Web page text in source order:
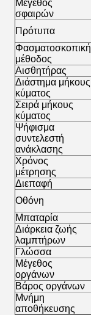
Μέγεθος
σφαιρών
Πρότυπα
Φασματοσκοπική
μέθοδος
Αισθητήρας
Διάστημα μήκους
κύματος
Σειρά μήκους
κύματος
Ψήφισμα
συντελεστή
ανάκλασης
Χρόνος
μέτρησης
Διεπαφή
Οθόνη
Μπαταρία
Διάρκεια ζωής
λαμπτήρων
Γλώσσα
Μέγεθος
οργάνων
Βάρος οργάνων
Μνήμη
αποθήκευσης